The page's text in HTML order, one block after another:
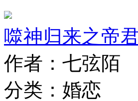
噬神归来之帝
作者：七弦陌
分类：婚恋